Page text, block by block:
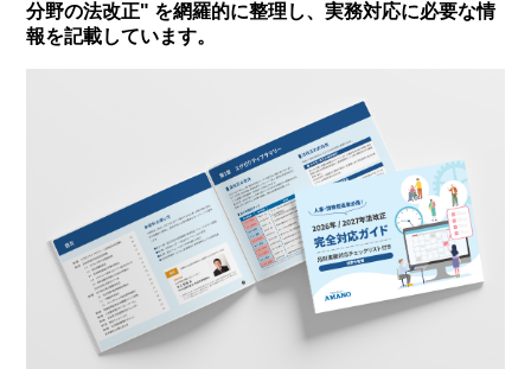
分野の法改正" を網羅的に整理し、実務対応に必要な情
報を記載しています。